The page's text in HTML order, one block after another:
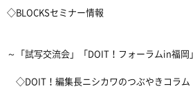
◇BLOCKSセミナー情報
～「試写交流会」「DOIT！フォーラムin福岡
◇DOIT！編集長ニシカワのつぶやきコラム